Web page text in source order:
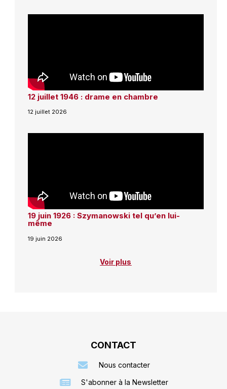
12 juillet 1946 : drame en chambre
12 juillet 2026
19 juin 1926 : Szymanowski tel qu’en lui-
même
19 juin 2026
Voir plus
CONTACT
Nous contacter
S'abonner à la Newsletter